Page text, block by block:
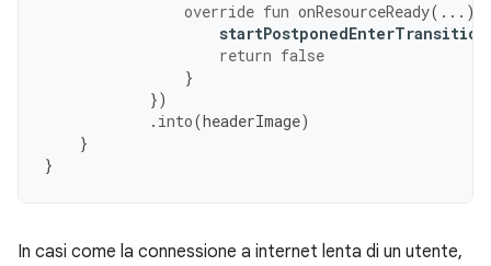
override fun onResourceReady(...):
startPostponedEnterTransition
return false
}
})
. into(headerImage)
}
}
In casi come la connessione a internet lenta di un utente,